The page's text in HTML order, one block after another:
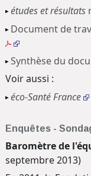
études et résultats
Document de
Synthèse du
Voir aussi :
éco-Santé France
Enquêtes -
Baromètre de
septembre 2013)